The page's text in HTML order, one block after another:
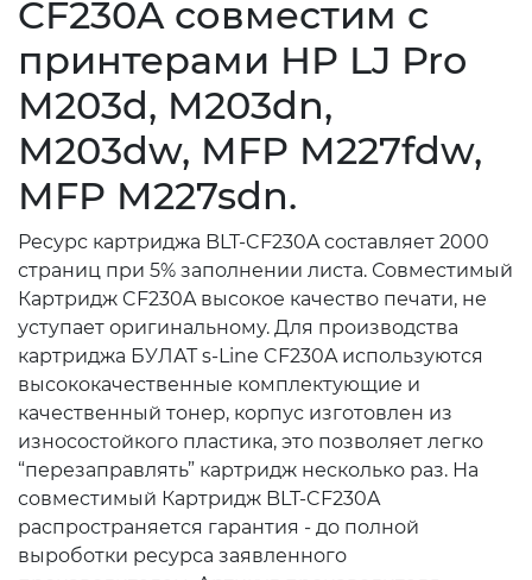
CF230A совместим с
принтерами HP LJ Pro
M203d, M203dn,
M203dw, MFP M227fdw,
MFP M227sdn.
Ресурс картриджа BLT-CF230A составляет 2000
страниц при 5% заполнении листа. Совместимый
Картридж CF230A высокое качество печати, не
уступает оригинальному. Для производства
картриджа БУЛАТ s-Line CF230A используются
высококачественные комплектующие и
качественный тонер, корпус изготовлен из
износостойкого пластика, это позволяет легко
“перезаправлять” картридж несколько раз. На
совместимый Картридж BLT-CF230A
распространяется гарантия - до полной
выроботки ресурса заявленного